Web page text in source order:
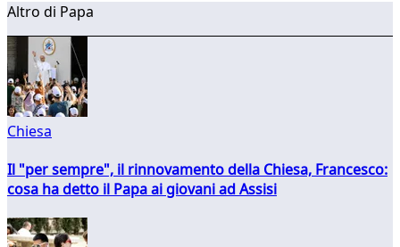
Altro di Papa
Chiesa
Il "per sempre", il rinnovamento della Chiesa, Francesco:
cosa ha detto il Papa ai giovani ad Assisi